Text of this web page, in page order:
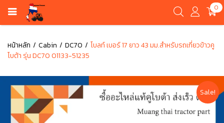
0
หน้าหลัก Cabin DC70
โบลท์ เบอร์ 17 ยาว 43 มม.สำหรับรถเกี่ยวข้าวคู
โบต้า รุ่น DC70 01133-51235
Sale!